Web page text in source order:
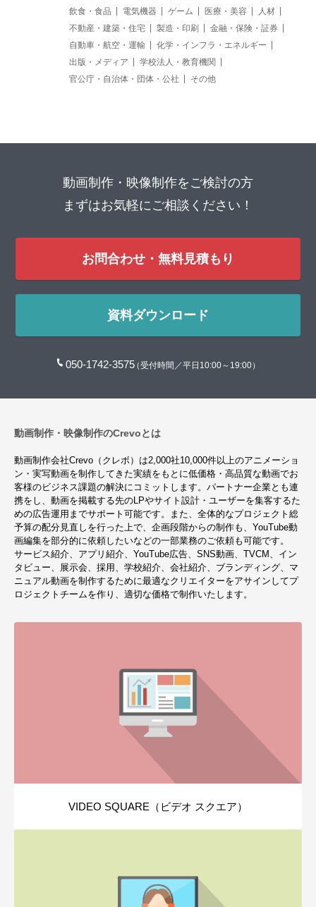
飲食・食品
電気機器 ゲーム 医療・美容
人材
不動産・建築・住宅
製造・印刷
金融・保険・証券
自動車・航空・運輸
化学・インフラ・エネルギー
出版・メディア
学校法人・教育機関
官公庁・自治体・団体・公社
その他
動画制作・映像制作をご検討の方
まずはお気軽にご相談ください！
お問合わせ・無料見積もり
資料ダウンロード
050-1742-3575（受付時間／平日10:00～19:00）
動画制作・映像制作のCrevoとは
動画制作会社Crevo（クレボ）は2,000社10,000件以上のアニメーショ
ン・実写動画を制作してきた実績をもとに低価格・高品質な動画でお
客様のビジネス課題の解決にコミットします。パートナー企業とも連
携をし、動画を掲載する先のLPやサイト設計・ユーザーを集客するた
めの広告運用までサポート可能です。また、全体的なプロジェクト総
予算の配分見直しを行った上で、企画段階からの制作も、YouTube動
画編集を部分的に依頼したいなどの一部業務のご依頼も可能です。
サービス紹介、アプリ紹介、YouTube広告、SNS動画、TVCM、イン
タビュー、展示会、採用、学校紹介、会社紹介、ブランディング、マ
ニュアル動画を制作するために最適なクリエイターをアサインしてプ
ロジェクトチームを作り、適切な価格で制作いたします。
VIDEO SQUARE（ビデオ スクエア）